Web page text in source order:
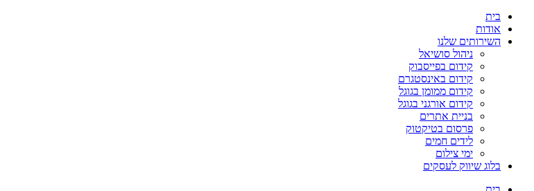
בית
אודות
השירותים שלנו
ניהול סושיאל
קידום בפייסבוק
קידום באינסטגרם
קידום ממומן בגוגל
קידום אורגני בגוגל
בניית אתרים
פרסום בטיקטוק
לידים חמים
ימי צילום
בלוג שיווק לעסקים